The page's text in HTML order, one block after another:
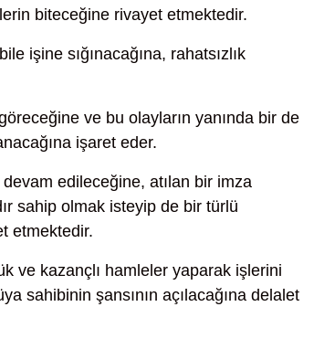
biteceğine rivayet etmektedir.
işine sığınacağına, rahatsızlık
ve bu olayların yanında bir de
işaret eder.
edileceğine, atılan bir imza
sahip olmak isteyip de bir türlü
etmektedir.
ve kazançlı hamleler yaparak işlerini
sahibinin şansının açılacağına delalet